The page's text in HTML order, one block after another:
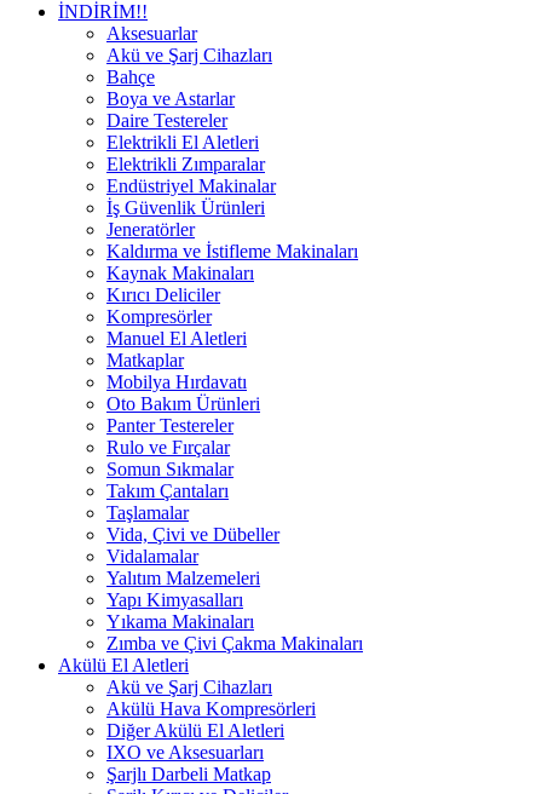
İNDİRİM!!
Aksesuarlar
Akü ve Şarj Cihazları
Bahçe
Boya ve Astarlar
Daire Testereler
Elektrikli El Aletleri
Elektrikli Zımparalar
Endüstriyel Makinalar
İş Güvenlik Ürünleri
Jeneratörler
Kaldırma ve İstifleme Makinaları
Kaynak Makinaları
Kırıcı Deliciler
Kompresörler
Manuel El Aletleri
Matkaplar
Mobilya Hırdavatı
Oto Bakım Ürünleri
Panter Testereler
Rulo ve Fırçalar
Somun Sıkmalar
Takım Çantaları
Taşlamalar
Vida, Çivi ve Dübeller
Vidalamalar
Yalıtım Malzemeleri
Yapı Kimyasalları
Yıkama Makinaları
Zımba ve Çivi Çakma Makinaları
Akülü El Aletleri
Akü ve Şarj Cihazları
Akülü Hava Kompresörleri
Diğer Akülü El Aletleri
IXO ve Aksesuarları
Şarjlı Darbeli Matkap